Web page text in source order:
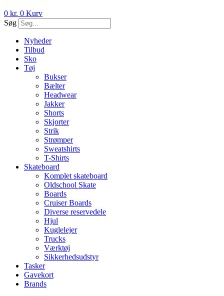
0 kr. 0 Kurv
Søg
Nyheder
Tilbud
Sko
Tøj
Bukser
Bælter
Headwear
Jakker
Shorts
Skjorter
Strik
Strømper
Sweatshirts
T-Shirts
Skateboard
Komplet skateboard
Oldschool Skate
Boards
Cruiser Boards
Diverse reservedele
Hjul
Kuglelejer
Trucks
Værktøj
Sikkerhedsudstyr
Tasker
Gavekort
Brands